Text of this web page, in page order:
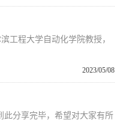
工程大学自动化学院教授，
2023/05/08
此分享完毕，希望对大家有所